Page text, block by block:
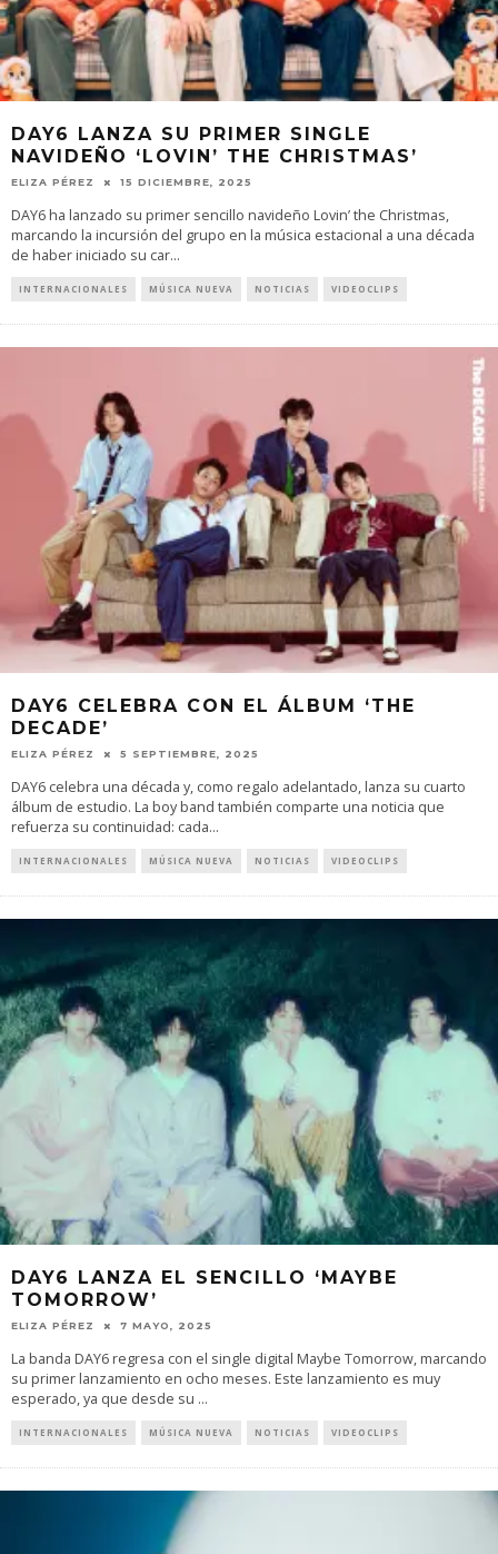
DAY6 LANZA SU PRIMER SINGLE
NAVIDEÑO ‘LOVIN’ THE CHRISTMAS’
ELIZA PÉREZ 15 DICIEMBRE, 2025
DAY6 ha lanzado su primer sencillo navideño Lovin’ the Christmas,
marcando la incursión del grupo en la música estacional a una década
de haber iniciado su car...
INTERNACIONALES MÚSICA NUEVA NOTICIAS VIDEOCLIPS
DAY6 CELEBRA CON EL ÁLBUM ‘THE
DECADE’
ELIZA PÉREZ 5 SEPTIEMBRE, 2025
DAY6 celebra una década y, como regalo adelantado, lanza su cuarto
álbum de estudio. La boy band también comparte una noticia que
refuerza su continuidad: cada...
INTERNACIONALES MÚSICA NUEVA NOTICIAS VIDEOCLIPS
DAY6 LANZA EL SENCILLO ‘MAYBE
TOMORROW’
ELIZA PÉREZ 7 MAYO, 2025
La banda DAY6 regresa con el single digital Maybe Tomorrow, marcando
su primer lanzamiento en ocho meses. Este lanzamiento es muy
esperado, ya que desde su ...
INTERNACIONALES MÚSICA NUEVA NOTICIAS VIDEOCLIPS